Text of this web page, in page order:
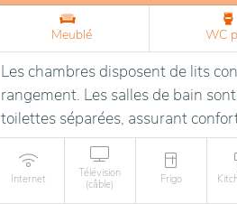
Meublé WC
Les chambres disposent de lits
rangement. Les salles de bain
toilettes séparées, assurant
Internet
Télévision
(câble)
Frigo